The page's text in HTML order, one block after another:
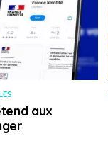
aux